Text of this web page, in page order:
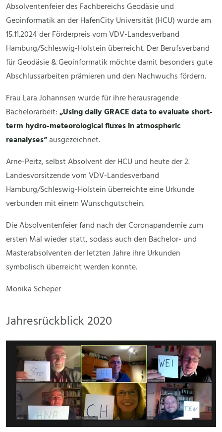
Absolventenfeier des Fachbereichs Geodäsie und
Geoinformatik an der HafenCity Universität (HCU) wurde am
15.11.2024 der Förderpreis vom VDV-Landesverband
Hamburg/Schleswig-Holstein überreicht. Der Berufsverband
für Geodäsie & Geoinformatik möchte damit besonders gute
Abschlussarbeiten prämieren und den Nachwuchs fördern.
Frau Lara Johannsen wurde für ihre herausragende
Bachelorarbeit:„Using daily GRACE data to evaluate short-
term hydro-meteorological fluxes in atmospheric
reanalyses“ausgezeichnet.
Arne-Peitz, selbst Absolvent der HCU und heute der 2.
Landesvorsitzende vom VDV-Landesverband
Hamburg/Schleswig-Holstein überreichte eine Urkunde
verbunden mit einem Wunschgutschein.
Die Absolventenfeier fand nach der Coronapandemie zum
ersten Mal wieder statt, sodass auch den Bachelor- und
Masterabsolventen der letzten Jahre ihre Urkunden
symbolisch überreicht werden konnte.
Monika Scheper
Jahresrückblick 2020